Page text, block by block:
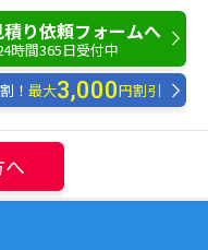
り依頼フォームへ
時間365日受付中
！ 最大3,000円割引